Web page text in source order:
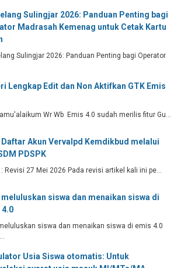
Sulingjar 2026: Panduan Penting bagi
Madrasah Kemenag untuk Cetak Kartu
Sulingjar 2026: Panduan Penting bagi Operator
Lengkap Edit dan Non Aktifkan GTK Emis
Wr Wb Emis 4.0 sudah merilis fitur Gu…
Daftar Akun Vervalpd Kemdikbud melalui
PDSPK
: Revisi 27 Mei 2026 Pada revisi artikel kali ini pe…
meluluskan siswa dan menaikan siswa di
4.0
siswa dan menaikan siswa di emis 4.0
Usia Siswa otomatis: Untuk